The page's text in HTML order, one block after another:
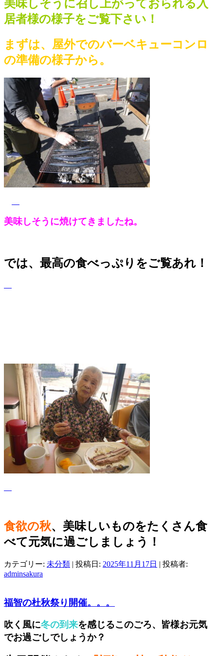
美味しそうに召し上がっておられる入
居者様の様子をご覧下さい！
まずは、屋外でのバーベキューコンロ
の準備の様子から。
美味しそうに焼けてきましたね。
では、最高の食べっぷりをご覧あれ！
食欲の秋、美味しいものをたくさん食
べて元気に過ごしましょう！
カテゴリー: 未分類 | 投稿日: 2025年11月17日 | 投稿者:
adminsakura
福智の杜秋祭り開催。。。
吹く風に冬の到来を感じるこのごろ、皆様お元気
でお過ごしでしょうか？